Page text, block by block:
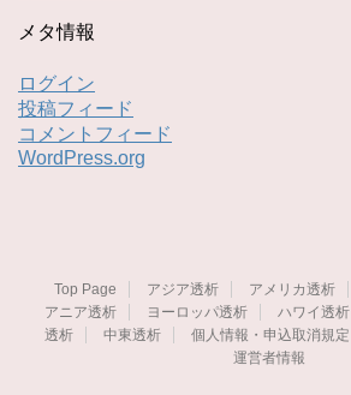
メタ情報
ログイン
投稿フィード
コメントフィード
WordPress.org
Top Page アジア透析 アメリカ透析
アニア透析
ヨーロッパ透析 ハワイ透析
透析
中東透析 個人情報・申込取消規定
運営者情報